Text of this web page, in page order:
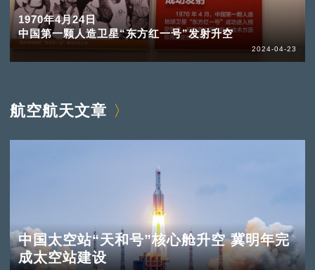
1970年4月24日
中国第一颗人造卫星“东方红一号”发射升空
2024-04-23
航空航天文章
中国太空站“天和号”核心舱升空 冀明年完
成太空站建设